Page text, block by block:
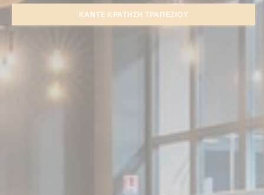
ΚΆΝΤΕ ΚΡΆΤΗΣΗ ΤΡΑΠΕΖΙΟΎ